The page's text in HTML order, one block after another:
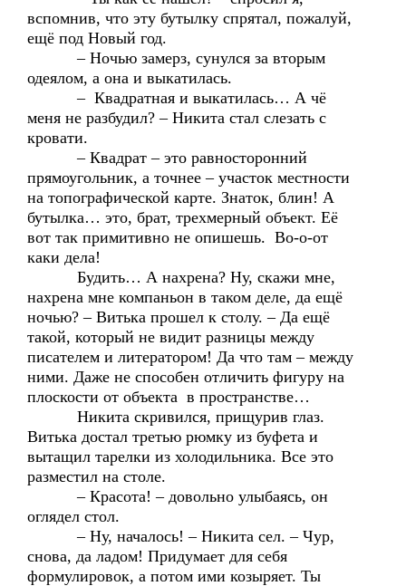
вспомнив, что эту бутылку спрятал, пожалуй,
ещё под Новый год.
– Ночью замерз, сунулся за вторым
одеялом, а она и выкатилась.
– Квадратная и выкатилась… А чё
меня не разбудил? – Никита стал слезать с
кровати.
– Квадрат – это равносторонний
прямоугольник, а точнее – участок местности
на топографической карте. Знаток, блин! А
бутылка… это, брат, трехмерный объект. Её
вот так примитивно не опишешь. Во-о-от
каки дела!
Будить… А нахрена? Ну, скажи мне,
нахрена мне компаньон в таком деле, да ещё
ночью? – Витька прошел к столу. – Да ещё
такой, который не видит разницы между
писателем и литератором! Да что там – между
ними. Даже не способен отличить фигуру на
плоскости от объекта в пространстве…
Никита скривился, прищурив глаз.
Витька достал третью рюмку из буфета и
вытащил тарелки из холодильника. Все это
разместил на столе.
– Красота! – довольно улыбаясь, он
оглядел стол.
– Ну, началось! – Никита сел. – Чур,
снова, да ладом! Придумает для себя
формулировок, а потом ими козыряет. Ты